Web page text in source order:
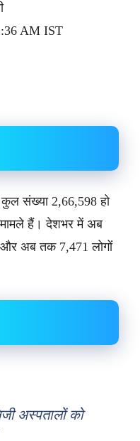
AM IST
कुल संख्या 2,66,598 हो
हैं। देशभर में अब
अब तक 7,471 लोगों
अस्पतालों को